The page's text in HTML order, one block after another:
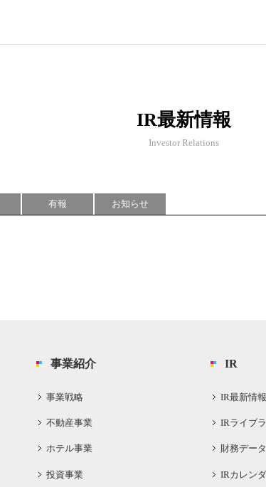
IR最新情報
Investor Relations
有報 お知らせ
事業紹介
事業戦略
不動産事業
ホテル事業
投資事業
IR
IR最新情報
IRライブ
財務データ
IRカレン